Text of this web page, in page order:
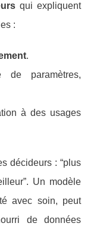
qui expliquent
:
.
de paramètres,
à des usages
décideurs : “plus
Un modèle
avec soin, peut
de données